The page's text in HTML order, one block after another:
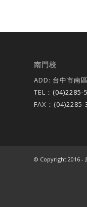
南門校
ADD: 台中市南
TEL： (04)2285-
FAX：(04)2285-
© Copyright 2016 -